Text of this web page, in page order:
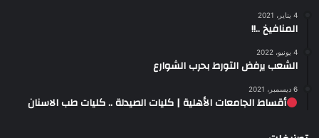
4 يناير، 2021
المنافيخ ..!!
4 يونيو، 2022
الشعب يرفض التورط بحرب الشوارع
6 ديسمبر، 2021
أقساط الجامعات الأهلية | كليات الصيدلة .. كليات طب الاسنان